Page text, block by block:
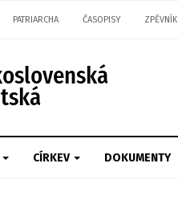
PATRIARCHA ČASOPISY ZPĚVNÍK
CÍRKEV DOKUMENTY